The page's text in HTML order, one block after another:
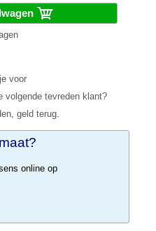
voor
volgende tevreden klant?
geld terug.
online op